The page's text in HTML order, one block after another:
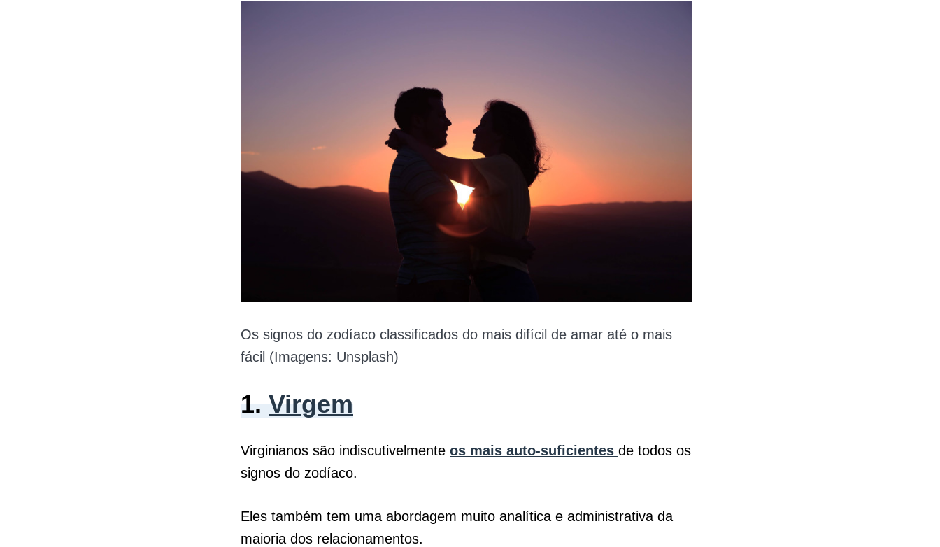
Os signos do zodíaco classificados do mais difícil de amar até o mais
fácil (Imagens: Unsplash)
1.Virgem
Virginianos são indiscutivelmente os mais auto-suficientes de todos os
signos do zodíaco.
Eles também tem uma abordagem muito analítica e administrativa da
maioria dos relacionamentos.